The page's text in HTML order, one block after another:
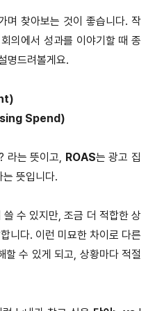
며 찾아보는 것이 좋습니다. 작
의에서 성과를 이야기할 때 종
명드려볼게요.
Spend)
라는 뜻이고, ROAS는 광고 집
뜻입니다.
수 있지만, 조금 더 적합한 상
니다. 이런 미묘한 차이로 다른
할 수 있게 되고, 상황마다 적절